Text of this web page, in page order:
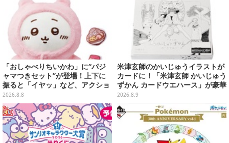
「おしゃべりちいかわ」に“パジ
ャマつきセット”が登場！上下に
振ると「イヤッ」など、アクショ
ンに応じて喋ってくれる
2026.8.8
米津玄師のかいじゅうイラストが
カードに！「米津玄師 かいじゅう
ずかん カードウエハース」が豪華
ラインナップ
2026.8.9